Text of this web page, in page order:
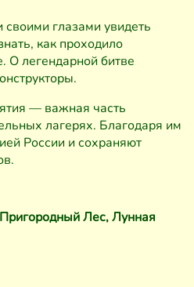
своими глазами увидеть
как проходило
О легендарной битве
— важная часть
лагерях. Благодаря им
России и сохраняют
Лес, Лунная